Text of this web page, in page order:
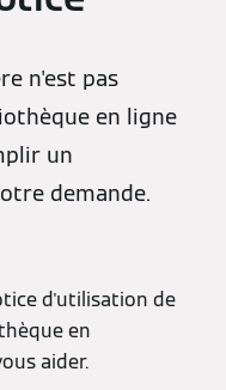
n'est pas
en ligne
un
demande.
d'utilisation de
en
aider.